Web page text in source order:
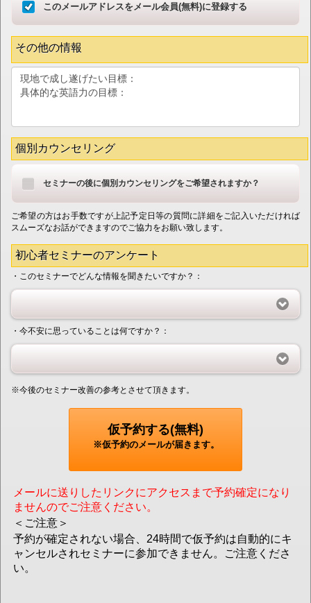
このメールアドレスをメール会員(無料)に登録する
その他の情報
個別カウンセリング
セミナーの後に個別カウンセリングをご希望されますか？
ご希望の方はお手数ですが上記予定日等の質問に詳細をご記入いただければ
スムーズなお話ができますのでご協力をお願い致します。
初心者セミナーのアンケート
・このセミナーでどんな情報を聞きたいですか？：
・今不安に思っていることは何ですか？：
※今後のセミナー改善の参考とさせて頂きます。
仮予約する(無料)
※仮予約のメールが届きます。
メールに送りしたリンクにアクセスまで予約確定になり
ませんのでご注意ください。
＜ご注意＞
予約が確定されない場合、24時間で仮予約は自動的にキ
ャンセルされセミナーに参加できません。ご注意くださ
い。